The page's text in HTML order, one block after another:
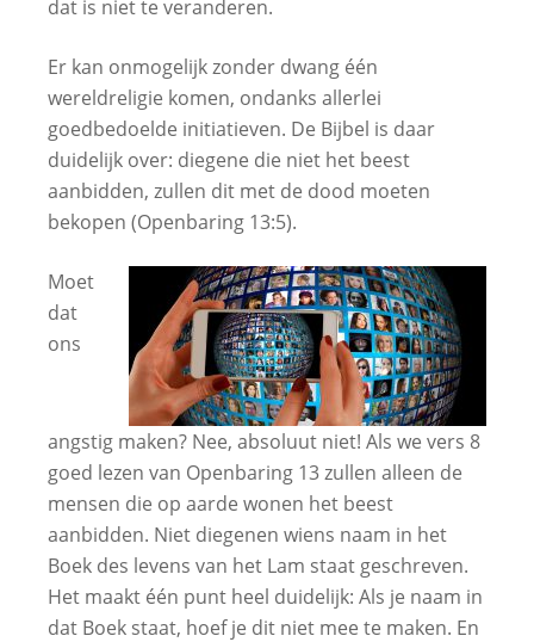
dat is niet te veranderen.
Er kan onmogelijk zonder dwang één
wereldreligie komen, ondanks allerlei
goedbedoelde initiatieven. De Bijbel is daar
duidelijk over: diegene die niet het beest
aanbidden, zullen dit met de dood moeten
bekopen (Openbaring 13:5).
Moet
dat
ons
angstig maken? Nee, absoluut niet! Als we vers 8
goed lezen van Openbaring 13 zullen alleen de
mensen die op aarde wonen het beest
aanbidden. Niet diegenen wiens naam in het
Boek des levens van het Lam staat geschreven.
Het maakt één punt heel duidelijk: Als je naam in
dat Boek staat, hoef je dit niet mee te maken. En